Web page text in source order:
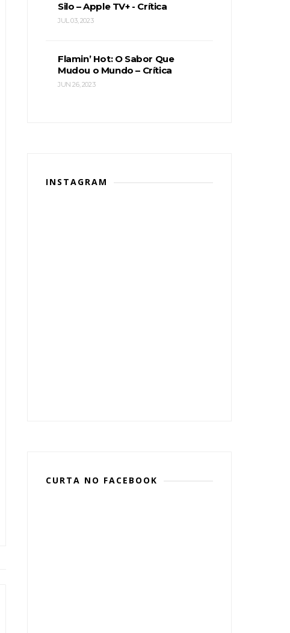
Silo – Apple TV+ - Crítica
JUL 03, 2023
Flamin’ Hot: O Sabor Que
Mudou o Mundo – Crítica
JUN 26, 2023
INSTAGRAM
CURTA NO FACEBOOK